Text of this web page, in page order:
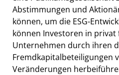
Abstimmungen und
können, um die ESG-
können Investoren in privat
Unternehmen durch ihren
Fremdkapitalbeteiligungen
Veränderungen